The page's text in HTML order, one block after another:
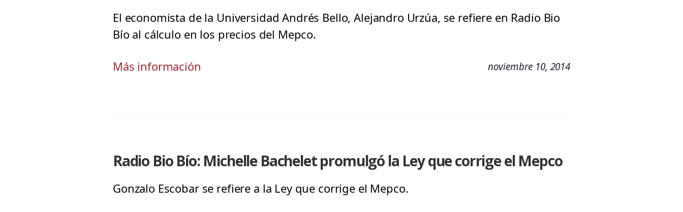
El economista de la Universidad Andrés Bello, Alejandro Urzúa, se refiere en Radio Bio
Bío al cálculo en los precios del Mepco.
Más información noviembre 10, 2014
Radio Bio Bío: Michelle Bachelet promulgó la Ley que corrige el Mepco
Gonzalo Escobar se refiere a la Ley que corrige el Mepco.